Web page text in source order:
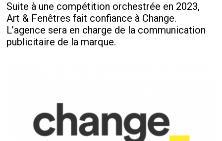
Suite à une compétition orchestrée en 2023,
Art & Fenêtres fait confiance à Change.
L’agence sera en charge de la communication
publicitaire de la marque.